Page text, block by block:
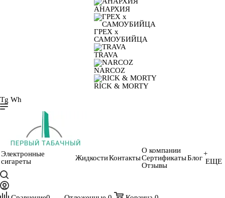
АНАРХИЯ
ГРЕХ х
САМОУБИЙЦА
TRAVA
NARCOZ
RICK & MORTY
Tg Wh
Электронные
сигареты
ЖидкостиКонтакты
О компании
Сертификаты
Отзывы
Блог+
ЕЩЕ